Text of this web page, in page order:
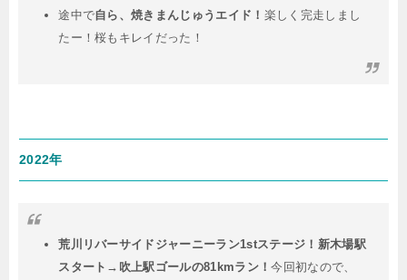
途中で自ら、焼きまんじゅうエイド！ 楽しく完走しまし
たー！桜もキレイだった！
2022年
荒川リバーサイドジャーニーラン1stステージ！新木場駅
スタート→吹上駅ゴールの81kmラン！今回初なので、